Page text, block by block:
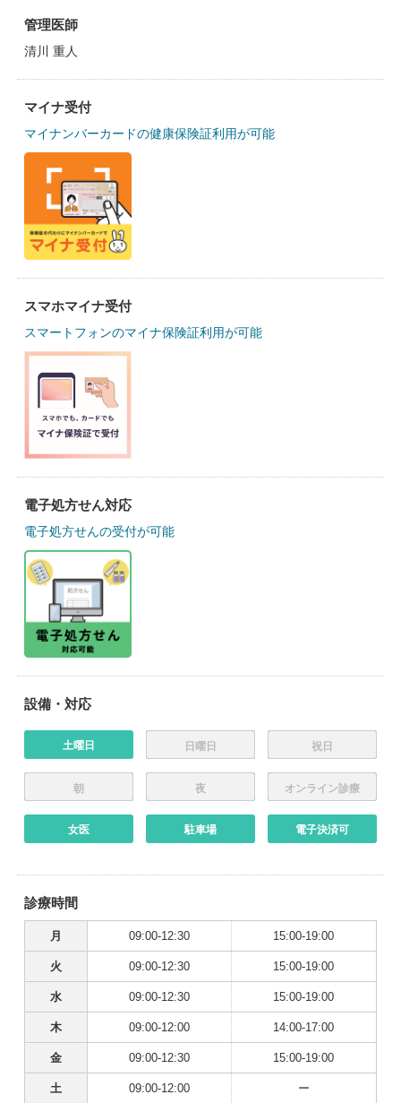
管理医師
清川 重人
マイナ受付
マイナンバーカードの健康保険証利用が可能
スマホマイナ受付
スマートフォンのマイナ保険証利用が可能
電子処方せん対応
電子処方せんの受付が可能
設備・対応
土曜日 日曜日 祝日
朝 夜 オンライン診療
女医 駐車場 電子決済可
診療時間
月 09:00-12:30 15:00-19:00
火 09:00-12:30 15:00-19:00
水 09:00-12:30 15:00-19:00
木 09:00-12:00 14:00-17:00
金 09:00-12:30 15:00-19:00
土 09:00-12:00 ー